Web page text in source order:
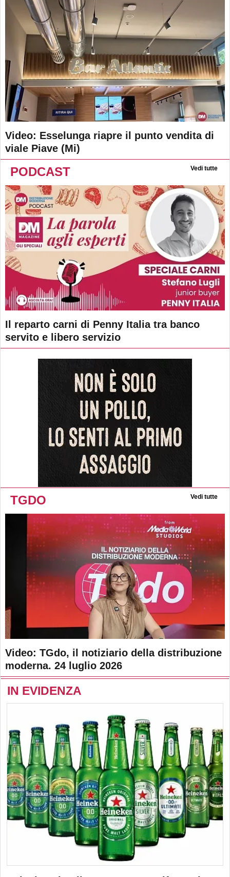
Video: Esselunga riapre il punto vendita di
viale Piave (Mi)
PODCAST Vedi tutte
Il reparto carni di Penny Italia tra banco
servito e libero servizio
TGDO Vedi tutte
Video: TGdo, il notiziario della distribuzione
moderna. 24 luglio 2026
IN EVIDENZA